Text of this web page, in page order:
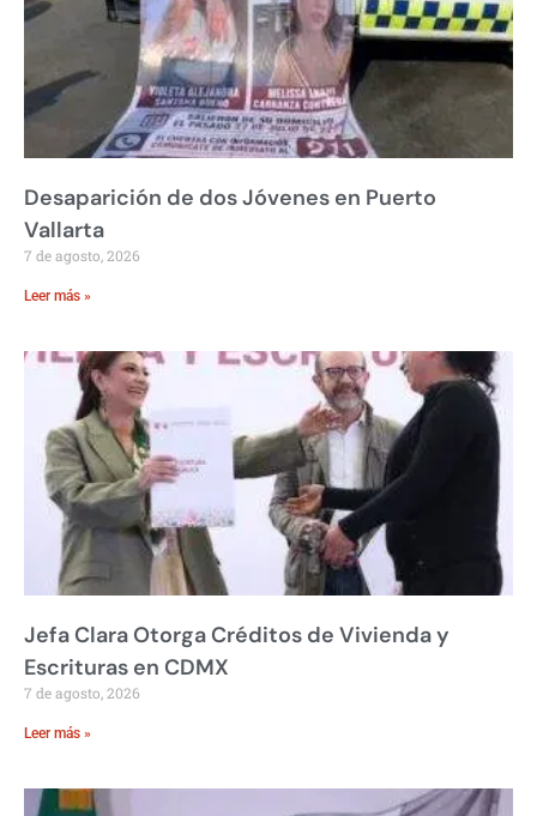
Desaparición de dos Jóvenes en Puerto
Vallarta
7 de agosto, 2026
Leer más »
Jefa Clara Otorga Créditos de Vivienda y
Escrituras en CDMX
7 de agosto, 2026
Leer más »